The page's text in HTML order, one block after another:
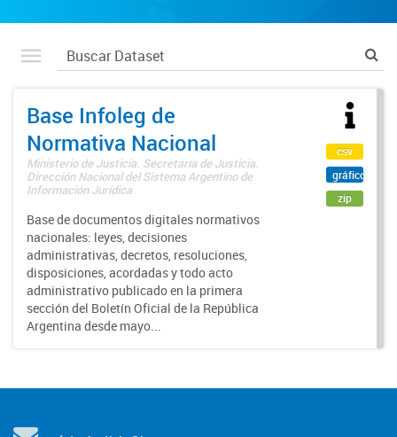
Base Infoleg de
Normativa Nacional
Ministerio de Justicia. Secretaría de Justicia.
Dirección Nacional del Sistema Argentino de
Información Jurídica
Base de documentos digitales normativos
nacionales: leyes, decisiones
administrativas, decretos, resoluciones,
disposiciones, acordadas y todo acto
administrativo publicado en la primera
sección del Boletín Oficial de la República
Argentina desde mayo...
csv
gráfico
zip